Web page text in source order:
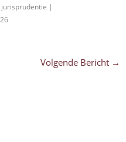
jurisprudentie |
Volgende Bericht →